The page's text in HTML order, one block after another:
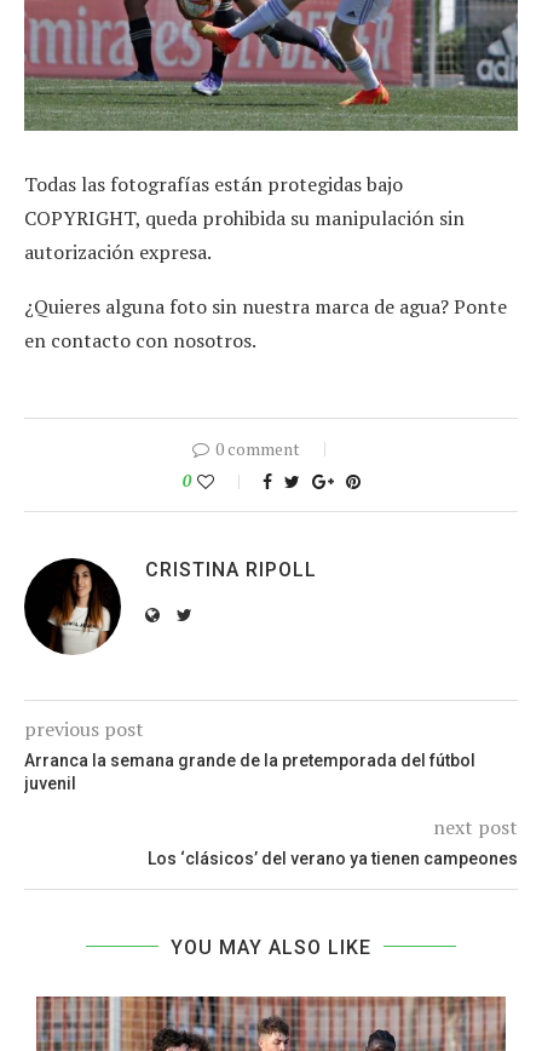
Todas las fotografías están protegidas bajo
COPYRIGHT, queda prohibida su manipulación sin
autorización expresa.
¿Quieres alguna foto sin nuestra marca de agua? Ponte
en contacto con nosotros.
0 comment
0
CRISTINA RIPOLL
previous post
Arranca la semana grande de la pretemporada del fútbol
juvenil
next post
Los ‘clásicos’ del verano ya tienen campeones
YOU MAY ALSO LIKE